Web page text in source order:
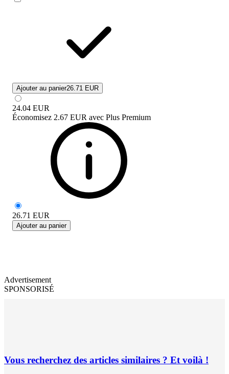
Ajouter au panier26.71 EUR
24.04 EUR
Économisez 2.67 EUR avec Plus Premium
26.71 EUR
Ajouter au panier
Advertisement
SPONSORISÉ
Vous recherchez des articles similaires ? Et voilà !